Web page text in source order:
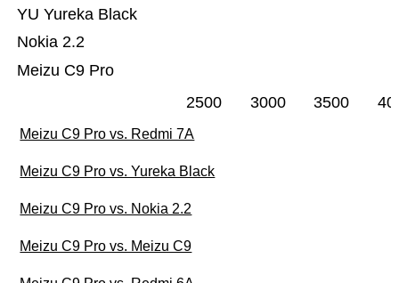
Meizu C9 Pro
Nokia 2.2
YU Yureka Black
2500 3000 3500
Meizu C9 Pro vs. Redmi 7A
Meizu C9 Pro vs. Yureka Black
Meizu C9 Pro vs. Nokia 2.2
Meizu C9 Pro vs. Meizu C9